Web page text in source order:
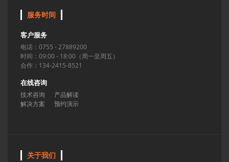
服务时间
客户服务
电话：0755 - 27889200
时间：09:00 - 18:00（周一至周五）
合作：134-2415-8521
在线咨询
技术咨询
产品解读
解决方案
预约演示
关于我们